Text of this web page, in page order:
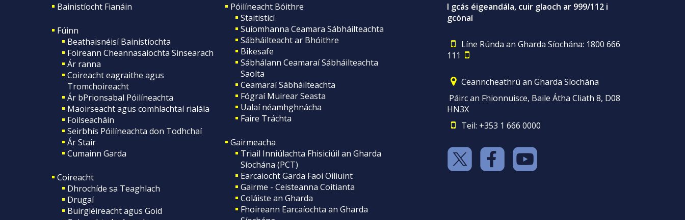
Bainistíocht Fianáin
Fúinn
Beathaisnéisí Bainistíochta
Foireann Cheannasaíochta Sinsearach
Ár ranna
Coireacht eagraithe agus
Tromchoireacht
Ár bPrionsabal Póilíneachta
Maoirseacht agus comhlachtaí rialála
Foilseacháin
Seirbhís Póilíneachta don Todhchaí
Ár Stair
Cumainn Garda
Coireacht
Dhrochíde sa Teaghlach
Drugaí
Buirgléireacht agus Goid
Póilíneacht Bóithre
Staitisticí
Suíomhanna Ceamara Sábháilteachta
Sábháilteacht ar Bhóithre
Bikesafe
Sábhálann Ceamaraí Sábháilteachta
Saolta
Ceamaraí Sábháilteachta
Fógraí Muirear Seasta
Ualaí néamhghnácha
Faire Tráchta
Gairmeacha
Triail Inniúlachta Fhisiciúil an Gharda
Síochána (PCT)
Earcaiocht Garda Faoi Oiliuint
Gairme - Ceisteanna Coitianta
Coláiste an Gharda
Fhoireann Earcaíochta an Gharda
I gcás éigeandála, cuir glaoch ar 999/112 i
gcónaí
Líne Rúnda an Gharda Síochána: 1800 666
111
Ceanncheathrú an Gharda Síochána
Páirc an Fhionnuisce, Baile Átha Cliath 8, D08
HN3X
Teil: +353 1 666 0000